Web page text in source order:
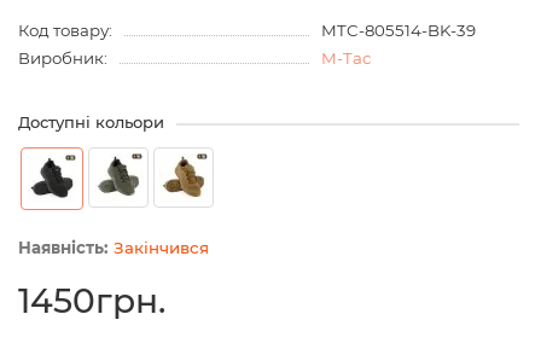
Код товару:
MTC-805514-BK-39
Виробник:
M-Tac
Доступні кольори
Закінчився
1450грн.